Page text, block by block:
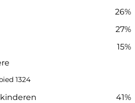
26%
27%
15%
1324
41%